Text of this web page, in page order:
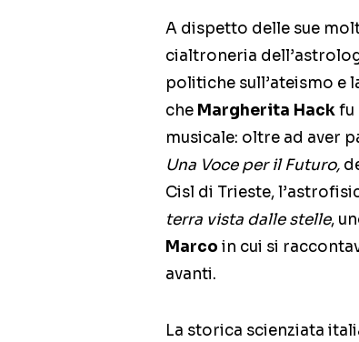
A dispetto delle sue
cialtroneria
politiche sull’ateismo e
che Margherita Hackfu
musicale: oltre ad aver
Una Voce per il Futuro,
Cisl di Trieste,
terra vista dalle stelle,
Marco in cui si
avanti.
La storica scienziata